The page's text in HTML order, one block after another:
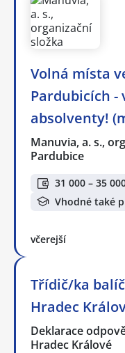
Volná místa
Pardubicích -
absolventy!
Manuvia, a. s.,
Pardubice
31 000 – 35
Vhodné také
včerejší
Třídič/ka
Hradec
Deklarace
Hradec Králové